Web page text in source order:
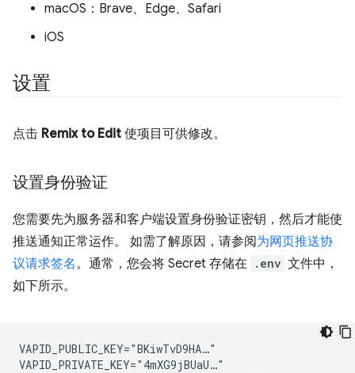
macOS：Brave、Edge、Safari
iOS
设置
点击 Remix to Edit 使项目可供修改。
设置身份验证
您需要先为服务器和客户端设置身份验证密钥，然后才能使
推送通知正常运作。 如需了解原因，请参阅为网页推送协
议请求签名。通常，您会将 Secret 存储在 .env 文件中，
如下所示。
VAPID_PUBLIC_KEY="BKiwTvD9HA…"
VAPID_PRIVATE_KEY="4mXG9jBUaU…"